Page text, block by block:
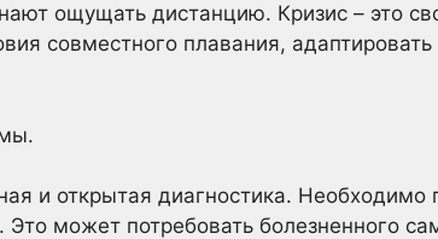
ощущать дистанцию. Кризис – это
совместного плавания,
и открытая диагностика. Необходимо
может потребовать болезненного